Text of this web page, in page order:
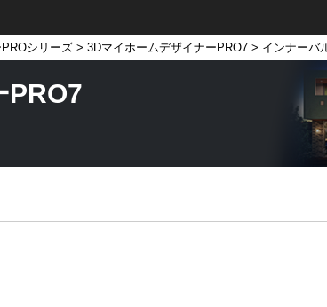
シリーズ > 3DマイホームデザイナーPRO7 > インナーバ
PRO7